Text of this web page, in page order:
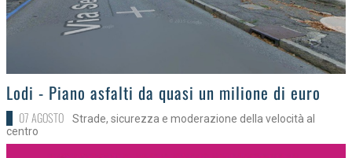
>Lodi - Piano asfalti da quasi un milione di euro
07 AGOSTO
Strade, sicurezza e moderazione della velocità al
centro